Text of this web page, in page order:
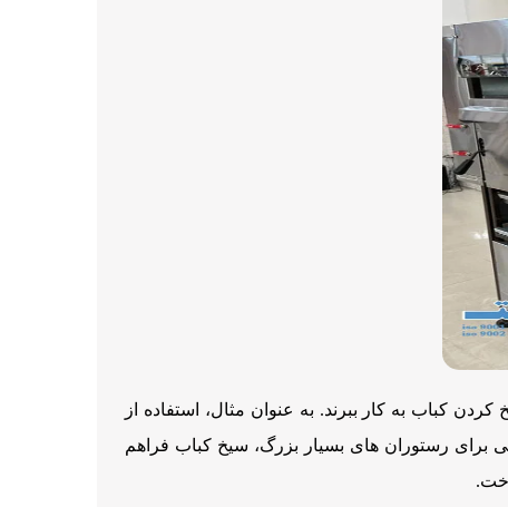
کباب به کار ببرند. به عنوان مثال، استفاده از
برای رستوران های بسیار بزرگ، سیخ کباب فراهم